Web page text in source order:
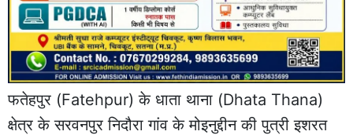
फतेहपुर (Fatehpur) के धाता थाना (Dhata Thana)
क्षेत्र के सरवनपुर निदौरा गांव के मोइनुद्दीन की पुत्री इशरत